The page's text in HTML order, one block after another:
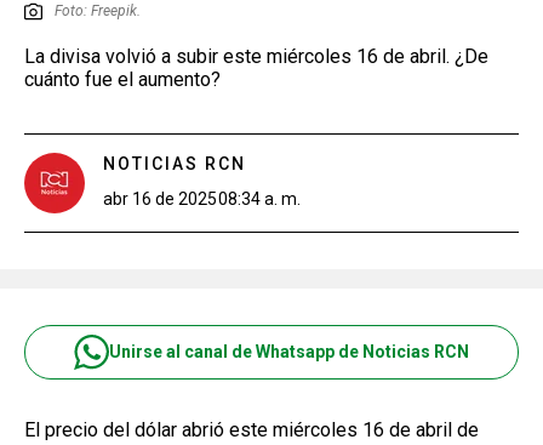
Foto: Freepik.
La divisa volvió a subir este miércoles 16 de abril. ¿De
cuánto fue el aumento?
NOTICIAS RCN
abr 16 de 202508:34 a. m.
Unirse al canal de Whatsapp de Noticias RCN
El precio del dólar abrió este miércoles 16 de abril de